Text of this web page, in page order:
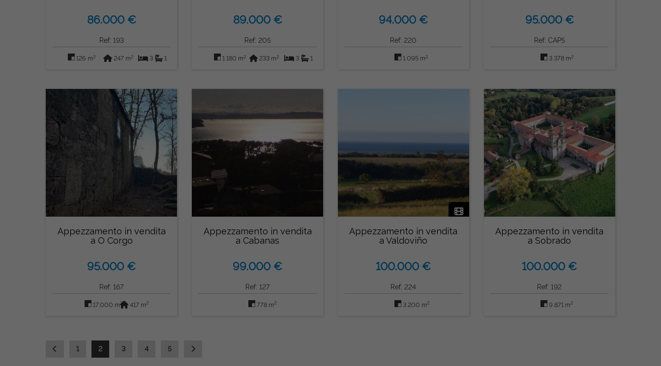
86.000 €
Ref: 193
126 m2 247 m2 3 1
89.000 €
Ref: 205
1.180 m2 233 m2 3 1
94.000 €
Ref: 220
1.095 m2
95.000 €
Ref: CAP5
3.378 m2
Appezzamento in vendita
a O Corgo
95.000 €
Ref: 167
17.000 m2 417 m2
Appezzamento in vendita
a Cabanas
99.000 €
Ref: 127
778 m2
Appezzamento in vendita
a Valdoviño
100.000 €
Ref: 224
3.200 m2
Appezzamento in vendita
a Sobrado
100.000 €
Ref: 192
9.871 m2
1 2 3 4 5